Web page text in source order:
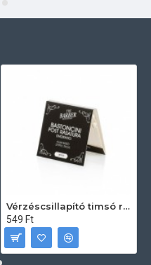
Vérzéscsillapító timsó rúd 20db
549 Ft